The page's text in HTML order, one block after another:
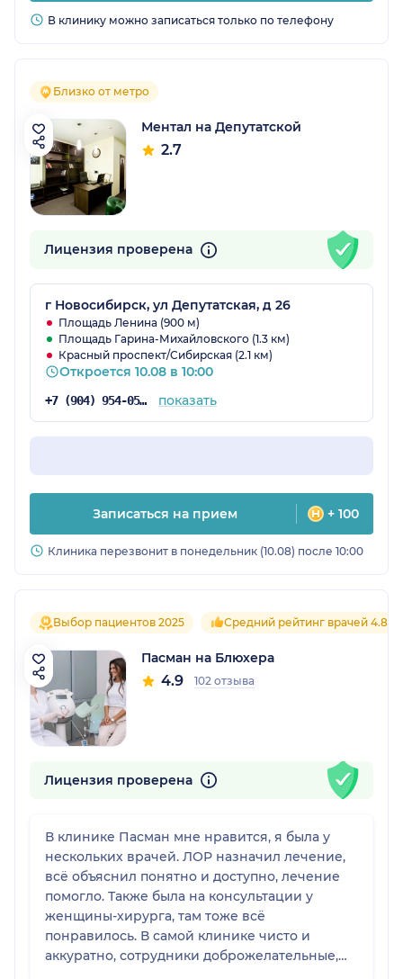
В клинику можно записаться только по телефону
Близко от метро
Ментал на Депутатской
2.7
Лицензия проверена
г Новосибирск, ул Депутатская, д 26
Площадь Ленина (900 м)
Площадь Гарина-Михайловского (1.3 км)
Красный проспект/Сибирская (2.1 км)
Откроется 10.08 в 10:00
+7 (904) 954-05-10 показать
Записаться на прием + 100
Клиника перезвонит в понедельник (10.08) после 10:00
Выбор пациентов 2025 Средний рейтинг врачей 4.8
Пасман на Блюхера
4.9 102 отзыва
Лицензия проверена
В клинике Пасман мне нравится, я была у
нескольких врачей. ЛОР назначил лечение,
всё объяснил понятно и доступно, лечение
помогло. Также была на консультации у
женщины-хирурга, там тоже всё
понравилось. В самой клинике чисто и
аккуратно, сотрудники доброжелательные,